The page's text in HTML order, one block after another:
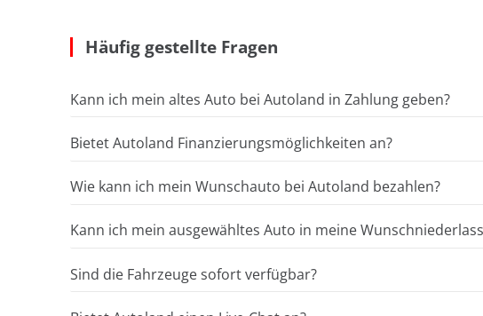
Häufig gestellte Fragen
Kann ich mein altes Auto bei Autoland in Zahlung geben?
Bietet Autoland Finanzierungsmöglichkeiten an?
Wie kann ich mein Wunschauto bei Autoland bezahlen?
Kann ich mein ausgewähltes Auto in meine
Sind die Fahrzeuge sofort verfügbar?